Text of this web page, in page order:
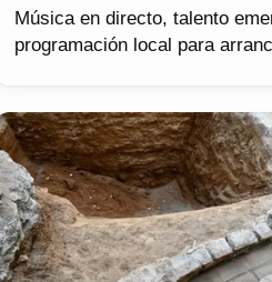
Música en directo, talento
programación local para